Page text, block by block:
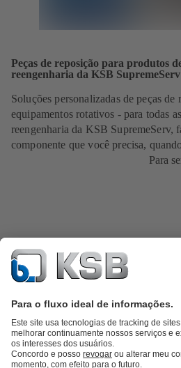
Peças de reposição para produtos
reengenharia da KSB SupremeServ
Soluções personalizadas de peças
equipamentos rotativos - para todas
reengenharia da KSB SupremeServ,
componente que você precisa,
Para
Catálogo de produtosKSB
SupremeServ: serviços premium para